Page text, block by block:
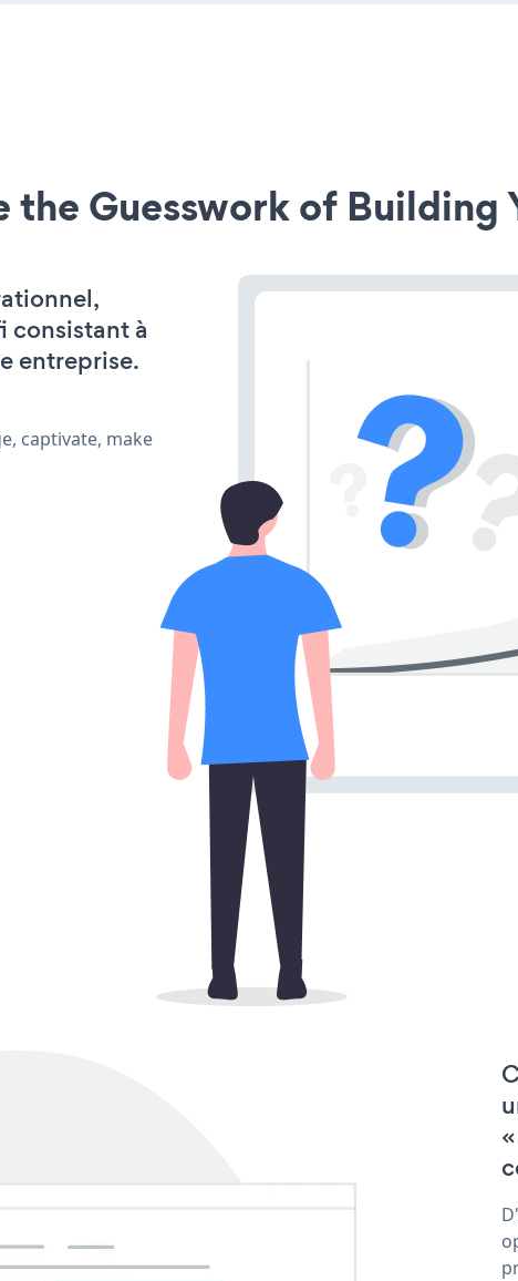
the Guesswork of Building
consistant à
entreprise.
captivate, make